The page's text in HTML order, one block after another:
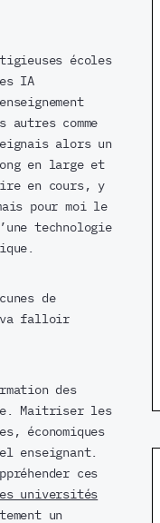
écoles
IA
comme
alors un
en large et
en cours, y
pour moi le
technologie
de
va falloir
des
Maitriser les
économiques
enseignant.
ces
universités
un